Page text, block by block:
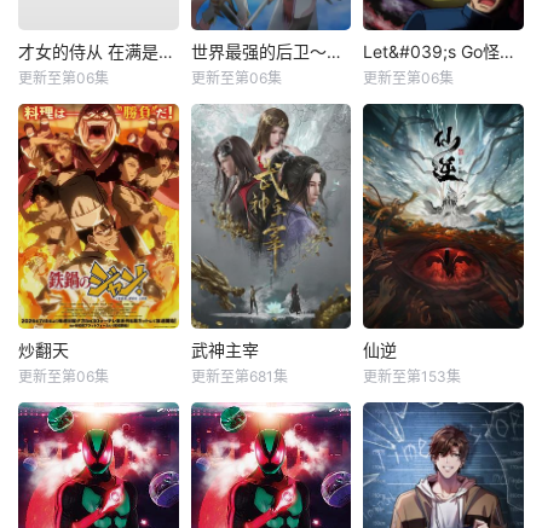
才女的侍从 在满是高岭之花的贵族学校暗中照顾（毫无生活自理能力的）学院第一大小姐
更新至第06集
世界最强的后卫～迷宫国的新人探索者～
更新至第06集
Let&#039;s Go怪奇组
更新至第06集
炒翻天
更新至第06集
武神主宰
更新至第681集
仙逆
更新至第153集